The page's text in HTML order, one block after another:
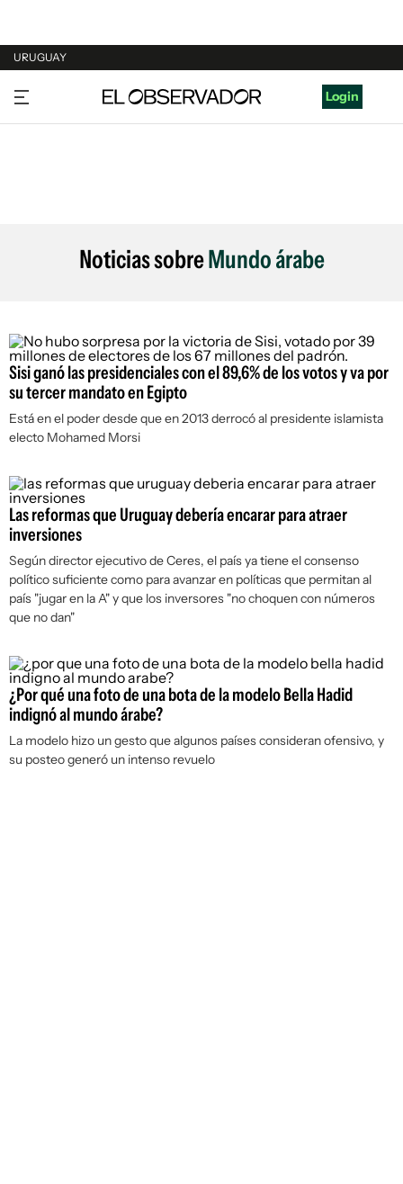
URUGUAY
URUGUAY
ARGENTINA
Login
Noticias sobreMundo árabe
Sisi ganó las presidenciales con el 89,6% de los votos y va por
su tercer mandato en Egipto
Está en el poder desde que en 2013 derrocó al presidente islamista
electo Mohamed Morsi
Las reformas que Uruguay debería encarar para atraer
inversiones
Según director ejecutivo de Ceres, el país ya tiene el consenso
político suficiente como para avanzar en políticas que permitan al
país "jugar en la A" y que los inversores "no choquen con números
que no dan"
¿Por qué una foto de una bota de la modelo Bella Hadid
indignó al mundo árabe?
La modelo hizo un gesto que algunos países consideran ofensivo, y
su posteo generó un intenso revuelo